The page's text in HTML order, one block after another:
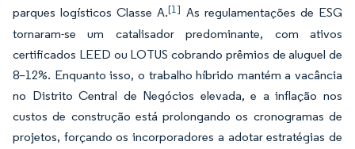
parques logísticos Classe A.[1] As regulamentações de ESG
tornaram-se um catalisador predominante, com ativos
certificados LEED ou LOTUS cobrando prêmios de aluguel de
8–12%. Enquanto isso, o trabalho híbrido mantém a vacância
no Distrito Central de Negócios elevada, e a inflação nos
custos de construção está prolongando os cronogramas de
projetos, forçando os incorporadores a adotar estratégias de